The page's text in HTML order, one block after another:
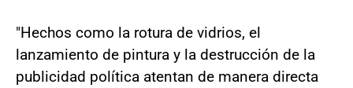
"Hechos como la rotura de vidrios, el
lanzamiento de pintura y la destrucción de la
publicidad política atentan de manera directa